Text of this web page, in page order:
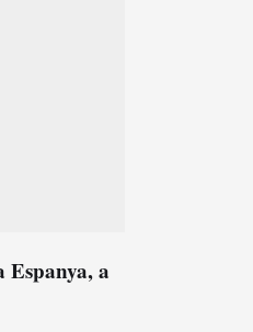
Espanya, a